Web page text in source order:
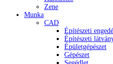
Zene
Munka
CAD
Építészeti
Építészeti
Épületgépészet
Gépészet